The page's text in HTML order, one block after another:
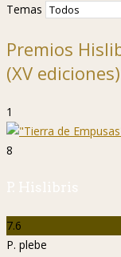
Temas
Premios
(XV ediciones)
1
8
P. Hislibris
7.6
P. plebe